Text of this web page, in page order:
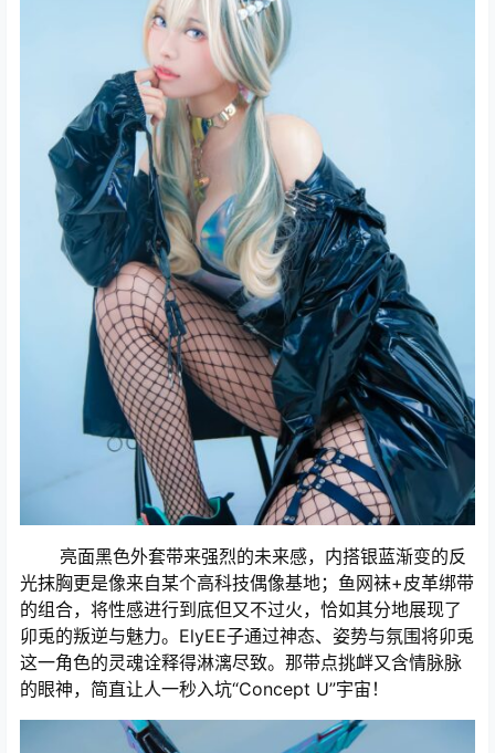
亮面黑色外套带来强烈的未来感，内搭银蓝渐变的反
光抹胸更是像来自某个高科技偶像基地；鱼网袜+皮革绑带
的组合，将性感进行到底但又不过火，恰如其分地展现了
卯兎的叛逆与魅力。ElyEE子通过神态、姿势与氛围将卯兎
这一角色的灵魂诠释得淋漓尽致。那带点挑衅又含情脉脉
的眼神，简直让人一秒入坑“Concept U”宇宙！